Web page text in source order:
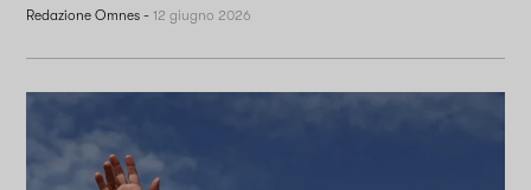
Redazione Omnes -12 giugno 2026